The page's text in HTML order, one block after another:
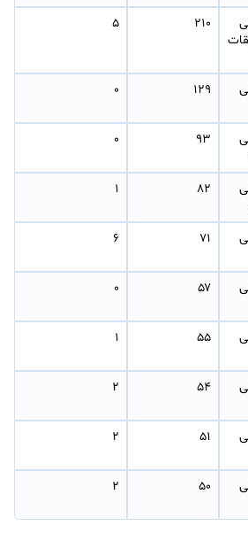
۲۱۰ ۵
۱۲۹ ۰
۹۳ ۰
۸۲ ۱
۷۱ ۶
۵۷ ۰
۵۵ ۱
۵۴ ۲
۵۱ ۲
۵۰ ۲